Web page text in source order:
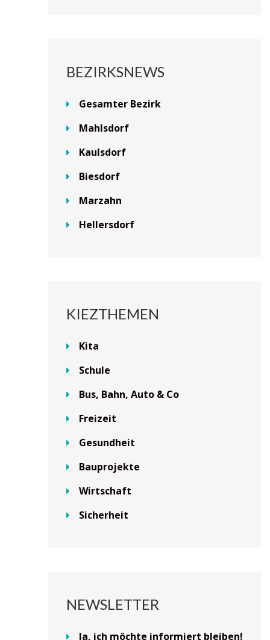
BEZIRKSNEWS
Gesamter Bezirk
Mahlsdorf
Kaulsdorf
Biesdorf
Marzahn
Hellersdorf
KIEZTHEMEN
Kita
Schule
Bus, Bahn, Auto & Co
Freizeit
Gesundheit
Bauprojekte
Wirtschaft
Sicherheit
NEWSLETTER
Ja, ich möchte informiert bleiben!